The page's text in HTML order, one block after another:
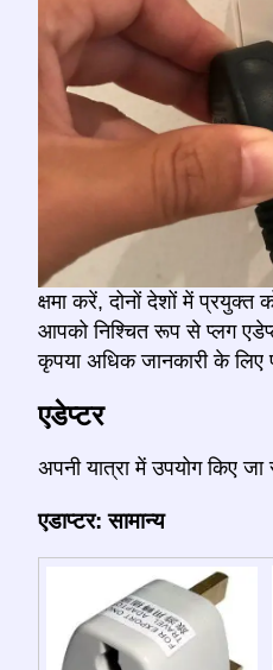
क्षमा करें, दोनों देशों में प्रयुक्त
आपको निश्चित रूप से प्लग
कृपया अधिक जानकारी के लिए
एडेप्टर
अपनी यात्रा में उपयोग किए
एडाप्टर: सामान्य